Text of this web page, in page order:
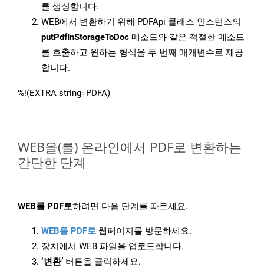
를 생성합니다.
WEB에서 변환하기 위해 PDFApi 클래스 인스턴스의
putPdfInStorageToDoc 메소드와 같은 적절한 메소드
를 호출하고 원하는 형식을 두 번째 매개변수로 제공
합니다.
%!(EXTRA string=PDFA)
WEB을(를) 온라인에서 PDF로 변환하는
간단한 단계
WEB를 PDF로하려면 다음 단계를 따르세요.
WEB를 PDF로 웹페이지를 방문하세요.
장치에서 WEB 파일을 업로드합니다.
‘변환’ 버튼을 클릭하세요.